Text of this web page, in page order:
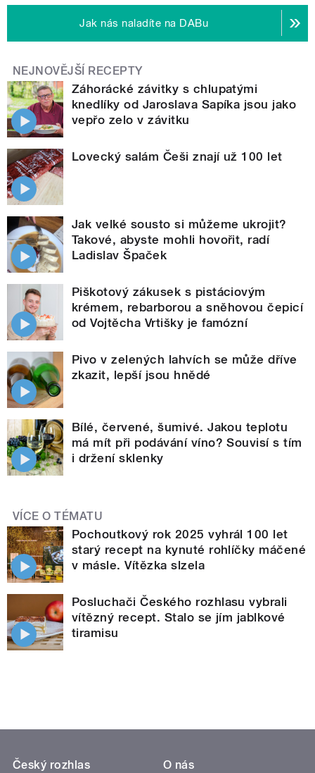
Jak nás naladíte na DABu
NEJNOVĚJŠÍ RECEPTY
Záhorácké závitky s chlupatými
knedlíky od Jaroslava Sapíka jsou jako
vepřo zelo v závitku
Lovecký salám Češi znají už 100 let
Jak velké sousto si můžeme ukrojit?
Takové, abyste mohli hovořit, radí
Ladislav Špaček
Piškotový zákusek s pistáciovým
krémem, rebarborou a sněhovou čepicí
od Vojtěcha Vrtišky je famózní
Pivo v zelených lahvích se může dříve
zkazit, lepší jsou hnědé
Bílé, červené, šumivé. Jakou teplotu
má mít při podávání víno? Souvisí s tím
i držení sklenky
VÍCE O TÉMATU
Pochoutkový rok 2025 vyhrál 100 let
starý recept na kynuté rohlíčky máčené
v másle. Vítězka slzela
Posluchači Českého rozhlasu vybrali
vítězný recept. Stalo se jím jablkové
tiramisu
Český rozhlas
O nás